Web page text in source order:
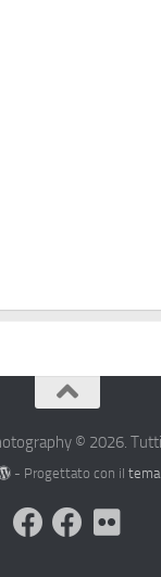
© 2026.
- Progettato con il